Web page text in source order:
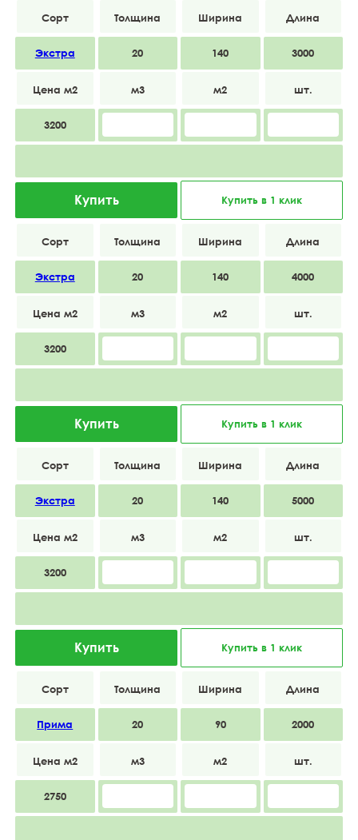
Экстра 20 140 3000
3200
Купить Купить в 1 клик
Экстра 20 140 4000
3200
Купить Купить в 1 клик
Экстра 20 140 5000
3200
Купить Купить в 1 клик
Прима 20 90 2000
2750